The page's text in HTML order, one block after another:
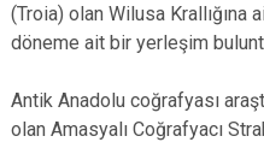
(Troia) olan Wilusa Krallığına
döneme ait bir yerleşim
Antik Anadolu coğrafyası
olan Amasyalı Coğrafyacı